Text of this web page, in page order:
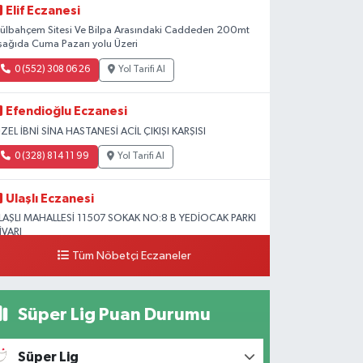
Elif Eczanesi
Sitesi Ve Bilpa Arasındaki Caddeden 200mt
Cuma Pazarı yolu Üzeri
0 (552) 308 06 26 Yol Tarifi Al
Efendioğlu Eczanesi
İBNİ SİNA HASTANESİ ACİL ÇIKIŞI KARŞISI
0 (328) 814 11 99 Yol Tarifi Al
Ulaşlı Eczanesi
MAHALLESİ 11507 SOKAK NO:8 B YEDİOCAK PARKI
0 (546) 158 81 80 Yol Tarifi Al
Tüm Nöbetçi Eczaneler
Süper Lig Puan Durumu
Süper Lig